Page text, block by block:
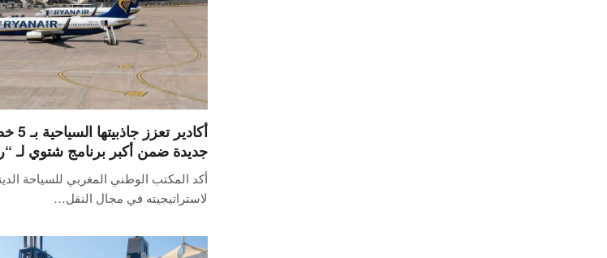
جديدة ضمن أكبر برنامج شتوي لـ
أكد المكتب الوطني المغربي للسياحة
لاستراتيجيته في مجال النقل…